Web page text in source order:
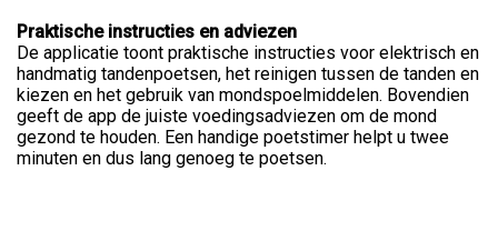
Praktische instructies en adviezen
De applicatie toont praktische instructies voor elektrisch en
handmatig tandenpoetsen, het reinigen tussen de tanden en
kiezen en het gebruik van mondspoelmiddelen. Bovendien
geeft de app de juiste voedingsadviezen om de mond
gezond te houden. Een handige poetstimer helpt u twee
minuten en dus lang genoeg te poetsen.